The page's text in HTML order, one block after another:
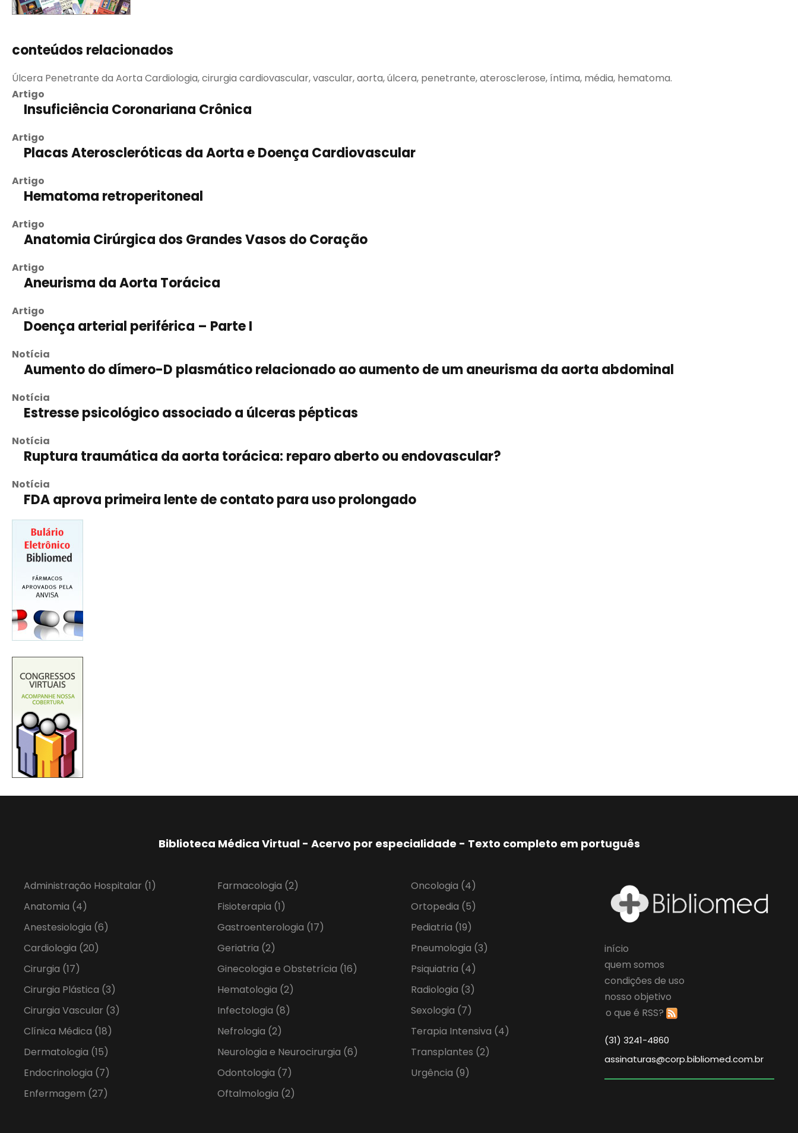
conteúdos relacionados
Úlcera Penetrante da Aorta Cardiologia, cirurgia cardiovascular, vascular, aorta, úlcera, penetrante, aterosclerose, íntima, média, hematoma.
Artigo
Insuficiência Coronariana Crônica
Artigo
Placas Ateroscleróticas da Aorta e Doença Cardiovascular
Artigo
Hematoma retroperitoneal
Artigo
Anatomia Cirúrgica dos Grandes Vasos do Coração
Artigo
Aneurisma da Aorta Torácica
Artigo
Doença arterial periférica – Parte I
Notícia
Aumento do dímero-D plasmático relacionado ao aumento de um aneurisma da aorta abdominal
Notícia
Estresse psicológico associado a úlceras pépticas
Notícia
Ruptura traumática da aorta torácica: reparo aberto ou endovascular?
Notícia
FDA aprova primeira lente de contato para uso prolongado
Biblioteca Médica Virtual - Acervo por especialidade - Texto completo em português
Administração Hospitalar (1)
Anatomia (4)
Anestesiologia (6)
Cardiologia (20)
Cirurgia (17)
Cirurgia Plástica (3)
Cirurgia Vascular (3)
Clínica Médica (18)
Dermatologia (15)
Endocrinologia (7)
Enfermagem (27)
Farmacologia (2)
Fisioterapia (1)
Gastroenterologia (17)
Geriatria (2)
Ginecologia e Obstetrícia (16)
Hematologia (2)
Infectologia (8)
Nefrologia (2)
Neurologia e Neurocirurgia (6)
Odontologia (7)
Oftalmologia (2)
Oncologia (4)
Ortopedia (5)
Pediatria (19)
Pneumologia (3)
Psiquiatria (4)
Radiologia (3)
Sexologia (7)
Terapia Intensiva (4)
Transplantes (2)
Urgência (9)
início
quem somos
condições de uso
nosso objetivo
o que é RSS?
(31) 3241-4860
assinaturas@corp.bibliomed.com.br